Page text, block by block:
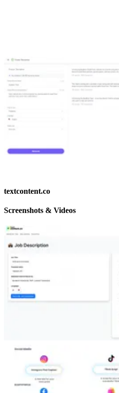
textcontent.co
Screenshots & Videos